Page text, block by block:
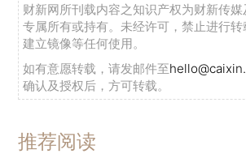
财新网所刊载内容之知识产权为财新传媒
专属所有或持有。未经许可，禁止进行转
建立镜像等任何使用。
如有意愿转载，请发邮件至
确认及授权后，方可转载。
推荐阅读